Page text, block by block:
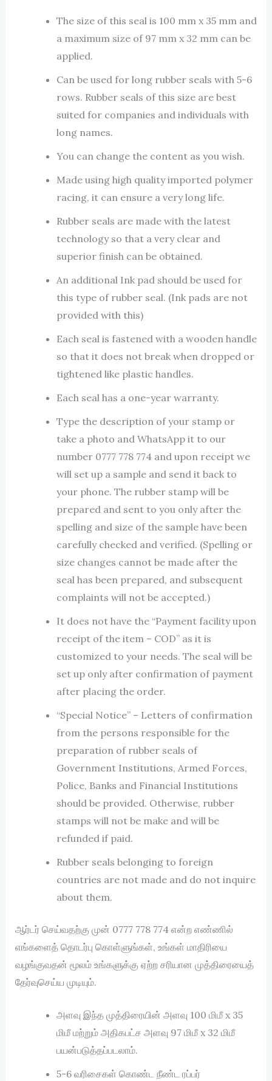
The size of this seal is 100 mm x 35 mm and
a maximum size of 97 mm x 32 mm can be
applied.
Can be used for long rubber seals with 5-6
rows. Rubber seals of this size are best
suited for companies and individuals with
long names.
You can change the content as you wish.
Made using high quality imported polymer
racing, it can ensure a very long life.
Rubber seals are made with the latest
technology so that a very clear and
superior finish can be obtained.
An additional Ink pad should be used for
this type of rubber seal. (Ink pads are not
provided with this)
Each seal is fastened with a wooden handle
so that it does not break when dropped or
tightened like plastic handles.
Each seal has a one-year warranty.
Type the description of your stamp or
take a photo and WhatsApp it to our
number 0777 778 774 and upon receipt we
will set up a sample and send it back to
your phone. The rubber stamp will be
prepared and sent to you only after the
spelling and size of the sample have been
carefully checked and verified. (Spelling or
size changes cannot be made after the
seal has been prepared, and subsequent
complaints will not be accepted.)
It does not have the “Payment facility upon
receipt of the item – COD” as it is
customized to your needs. The seal will be
set up only after confirmation of payment
after placing the order.
“Special Notice” – Letters of confirmation
from the persons responsible for the
preparation of rubber seals of
Government Institutions, Armed Forces,
Police, Banks and Financial Institutions
should be provided. Otherwise, rubber
stamps will not be make and will be
refunded if paid.
Rubber seals belonging to foreign
countries are not made and do not inquire
about them.
ஆர்டர் செய்வதற்கு முன் 0777 778 774 என்ற எண்ணில்
எங்களைத் தொடர்பு கொள்ளுங்கள், உங்கள் மாதிரியை
வழங்குவதன் மூலம் உங்களுக்கு ஏற்ற சரியான முத்திரையைத்
தேர்வுசெய்ய முடியும்.
அளவு இந்த முத்திரையின் அளவு 100 மிமீ x 35
மிமீ மற்றும் அதிகபட்ச அளவு 97 மிமீ x 32 மிமீ
பயன்படுத்தப்படலாம்.
5-6 வரிசைகள் கொண்ட நீண்ட ரப்பர்